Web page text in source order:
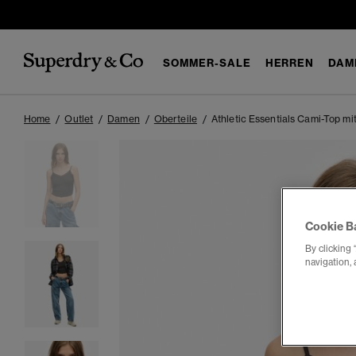
SOMMER-SALE HERREN
Home Outlet Damen Oberteile Athletic Essentials Cami-Top
Cookie
By clicking
navigation,